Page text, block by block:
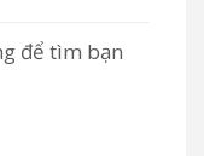
để tìm bạn